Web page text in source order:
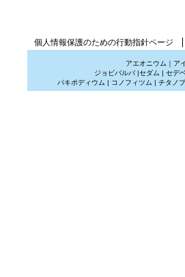
アエオニウム ｜ ア
ジョビバルバ |セダム | セデ
パキポディウム | コノフィツム | チタノ
個人情報保護のための行動指針ページ